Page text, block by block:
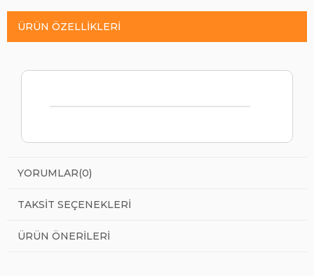
ÜRÜN ÖZELLIKLERI
YORUMLAR(0)
TAKSIT SEÇENEKLERI
ÜRÜN ÖNERILERI